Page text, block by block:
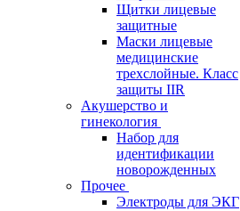
Щитки лицевые
защитные
Маски лицевые
медицинские
трехслойные. Класс
защиты IIR
Акушерство и
гинекология
Набор для
идентификации
новорожденных
Прочее
Электроды для ЭКГ